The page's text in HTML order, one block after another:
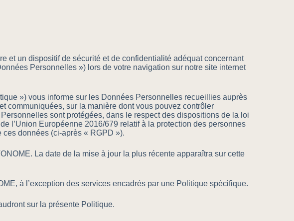
et un dispositif de sécurité et de confidentialité adéquat concernant
Personnelles ») lors de votre navigation sur notre site internet
») vous informe sur les Données Personnelles recueillies auprès
communiquées, sur la manière dont vous pouvez contrôler
sont protégées, dans le respect des dispositions de la loi
l’Union Européenne 2016/679 relatif à la protection des personnes
données (ci-après « RGPD »).
La date de la mise à jour la plus récente apparaîtra sur cette
à l’exception des services encadrés par une Politique spécifique.
sur la présente Politique.